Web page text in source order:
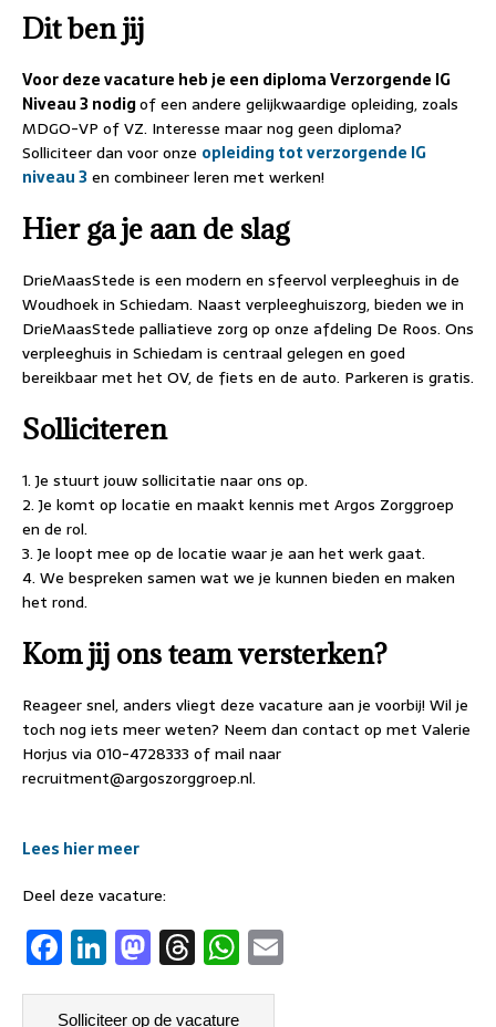
Dit ben jij
Voor deze vacature heb je een diploma Verzorgende IG
Niveau 3 nodigof een andere gelijkwaardige opleiding, zoals
MDGO-VP of VZ. Interesse maar nog geen diploma?
Solliciteer dan voor onze opleiding tot verzorgende IG
niveau 3 en combineer leren met werken!
Hier ga je aan de slag
DrieMaasStede is een modern en sfeervol verpleeghuis in de
Woudhoek in Schiedam. Naast verpleeghuiszorg, bieden we in
DrieMaasStede palliatieve zorg op onze afdeling De Roos. Ons
verpleeghuis in Schiedam is centraal gelegen en goed
bereikbaar met het OV, de fiets en de auto. Parkeren is gratis.
Solliciteren
1. Je stuurt jouw sollicitatie naar ons op.
2. Je komt op locatie en maakt kennis met Argos Zorggroep
en de rol.
3. Je loopt mee op de locatie waar je aan het werk gaat.
4. We bespreken samen wat we je kunnen bieden en maken
het rond.
Kom jij ons team versterken?
Reageer snel, anders vliegt deze vacature aan je voorbij! Wil je
toch nog iets meer weten? Neem dan contact op met Valerie
Horjus via 010-4728333 of mail naar
recruitment@argoszorggroep.nl.
Lees hier meer
Deel deze vacature:
F
a
Li
n
M
a
T
h
W
h